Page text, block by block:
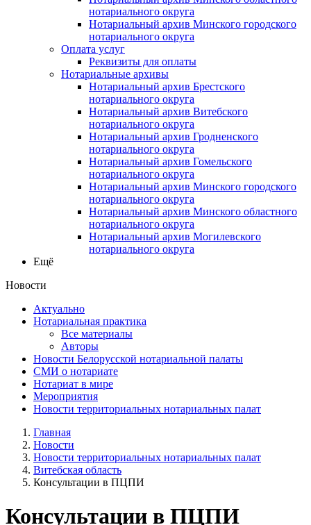
нотариального округа
Нотариальный архив Минского городского
нотариального округа
Оплата услуг
Реквизиты для оплаты
Нотариальные архивы
Нотариальный архив Брестского
нотариального округа
Нотариальный архив Витебского
нотариального округа
Нотариальный архив Гродненского
нотариального округа
Нотариальный архив Гомельского
нотариального округа
Нотариальный архив Минского городского
нотариального округа
Нотариальный архив Минского областного
нотариального округа
Нотариальный архив Могилевского
нотариального округа
Ещё
Новости
Актуально
Нотариальная практика
Все материалы
Авторы
Новости Белорусской нотариальной палаты
СМИ о нотариате
Нотариат в мире
Мероприятия
Новости территориальных нотариальных палат
Главная
Новости
Новости территориальных нотариальных палат
Витебская область
Консультации в ПЦПИ
Консультации в ПЦПИ